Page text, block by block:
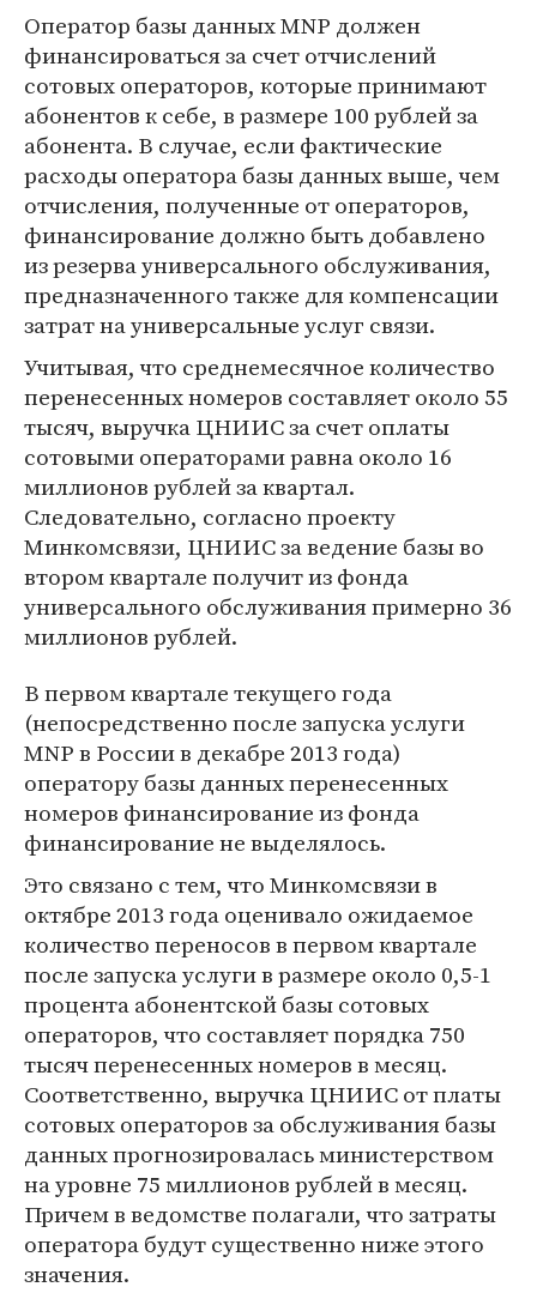
Оператор базы данных MNP должен
финансироваться за счет отчислений
сотовых операторов, которые принимают
абонентов к себе, в размере 100 рублей за
абонента. В случае, если фактические
расходы оператора базы данных выше, чем
отчисления, полученные от операторов,
финансирование должно быть добавлено
из резерва универсального обслуживания,
предназначенного также для компенсации
затрат на универсальные услуг связи.
Учитывая, что среднемесячное количество
перенесенных номеров составляет около 55
тысяч, выручка ЦНИИС за счет оплаты
сотовыми операторами равна около 16
миллионов рублей за квартал.
Следовательно, согласно проекту
Минкомсвязи, ЦНИИС за ведение базы во
втором квартале получит из фонда
универсального обслуживания примерно 36
миллионов рублей.
В первом квартале текущего года
(непосредственно после запуска услуги
MNP в России в декабре 2013 года)
оператору базы данных перенесенных
номеров финансирование из фонда
финансирование не выделялось.
Это связано с тем, что Минкомсвязи в
октябре 2013 года оценивало ожидаемое
количество переносов в первом квартале
после запуска услуги в размере около 0,5-1
процента абонентской базы сотовых
операторов, что составляет порядка 750
тысяч перенесенных номеров в месяц.
Соответственно, выручка ЦНИИС от платы
сотовых операторов за обслуживания базы
данных прогнозировалась министерством
на уровне 75 миллионов рублей в месяц.
Причем в ведомстве полагали, что затраты
оператора будут существенно ниже этого
значения.